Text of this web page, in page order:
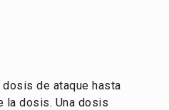
de ataque hasta
la dosis. Una dosis